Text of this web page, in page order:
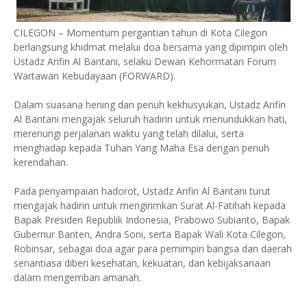
CILEGON – Momentum pergantian tahun di Kota Cilegon
berlangsung khidmat melalui doa bersama yang dipimpin oleh
Ustadz Arifin Al Bantani, selaku Dewan Kehormatan Forum
Wartawan Kebudayaan (FORWARD).
Dalam suasana hening dan penuh kekhusyukan, Ustadz Arifin
Al Bantani mengajak seluruh hadirin untuk menundukkan hati,
merenungi perjalanan waktu yang telah dilalui, serta
menghadap kepada Tuhan Yang Maha Esa dengan penuh
kerendahan.
Pada penyampaian hadorot, Ustadz Arifin Al Bantani turut
mengajak hadirin untuk mengirimkan Surat Al-Fatihah kepada
Bapak Presiden Republik Indonesia, Prabowo Subianto, Bapak
Gubernur Banten, Andra Soni, serta Bapak Wali Kota Cilegon,
Robinsar, sebagai doa agar para pemimpin bangsa dan daerah
senantiasa diberi kesehatan, kekuatan, dan kebijaksanaan
dalam mengemban amanah.